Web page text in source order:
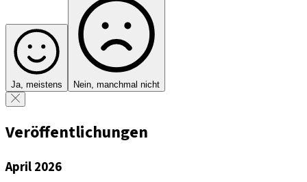
Ja, meistens Nein, manchmal nicht
Veröffentlichungen
April 2026